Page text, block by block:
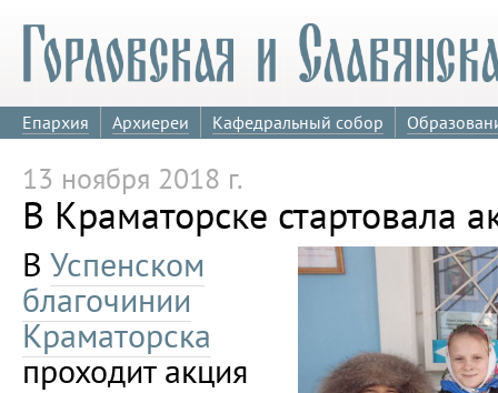
Епархия Архиереи Кафедральный собор
13 ноября 2018 г.
В Краматорске стартовала
В Успенском
благочинии
Краматорска
проходит акция